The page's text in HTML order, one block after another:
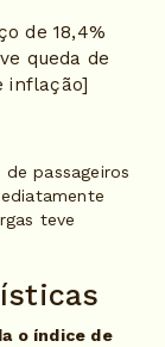
de 18,4%
queda de
inflação]
passageiros
teve
o índice de